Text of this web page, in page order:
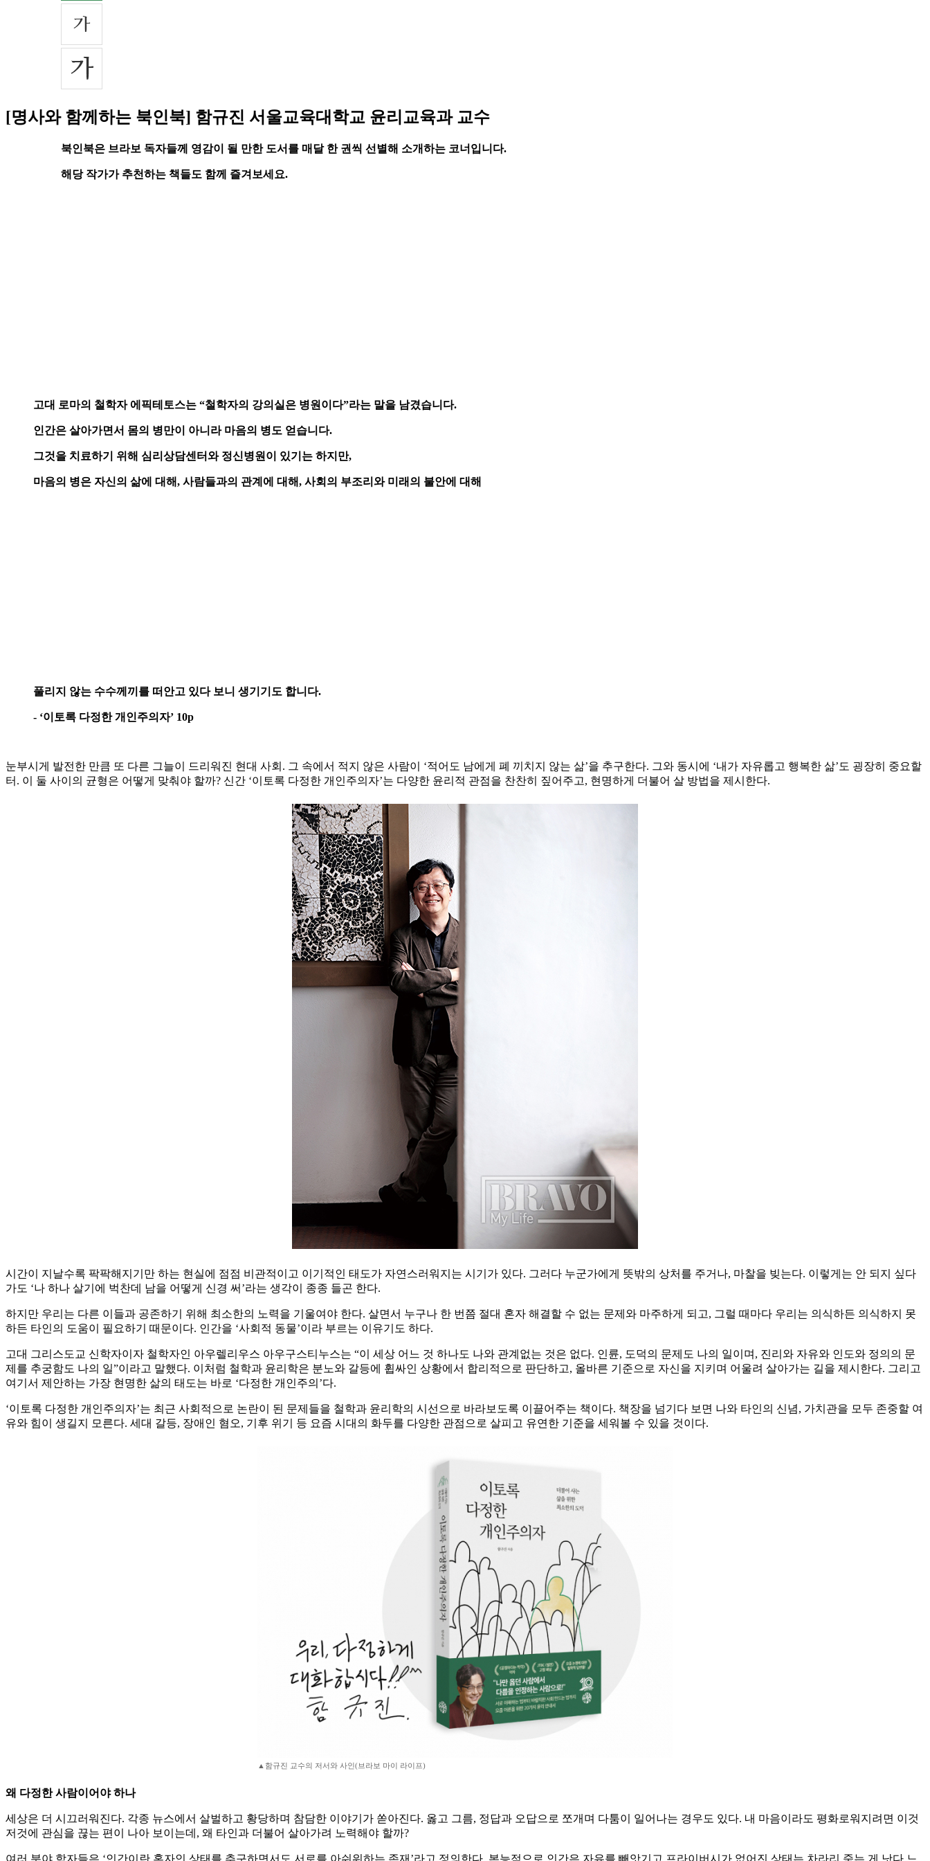
[명사와 함께하는 북인북] 함규진 서울교육대학교 윤리교육과 교수
북인북은 브라보 독자들께 영감이 될 만한 도서를 매달 한 권씩 선별해 소개하는 코너입니다.
해당 작가가 추천하는 책들도 함께 즐겨보세요.
고대 로마의 철학자 에픽테토스는 “철학자의 강의실은 병원이다”라는 말을 남겼습니다.
인간은 살아가면서 몸의 병만이 아니라 마음의 병도 얻습니다.
그것을 치료하기 위해 심리상담센터와 정신병원이 있기는 하지만,
마음의 병은 자신의 삶에 대해, 사람들과의 관계에 대해, 사회의 부조리와 미래의 불안에 대해
풀리지 않는 수수께끼를 떠안고 있다 보니 생기기도 합니다.
- ‘이토록 다정한 개인주의자’ 10p
눈부시게 발전한 만큼 또 다른 그늘이 드리워진 현대 사회. 그 속에서 적지 않은 사람이 ‘적어도 남에게 폐 끼치지 않는 삶’을 추구한다. 그와 동시에 ‘내가 자유롭고 행복한 삶’도 굉장히 중요할
터. 이 둘 사이의 균형은 어떻게 맞춰야 할까? 신간 ‘이토록 다정한 개인주의자’는 다양한 윤리적 관점을 찬찬히 짚어주고, 현명하게 더불어 살 방법을 제시한다.
시간이 지날수록 팍팍해지기만 하는 현실에 점점 비관적이고 이기적인 태도가 자연스러워지는 시기가 있다. 그러다 누군가에게 뜻밖의 상처를 주거나, 마찰을 빚는다. 이렇게는 안 되지 싶다
가도 ‘나 하나 살기에 벅찬데 남을 어떻게 신경 써’라는 생각이 종종 들곤 한다.
하지만 우리는 다른 이들과 공존하기 위해 최소한의 노력을 기울여야 한다. 살면서 누구나 한 번쯤 절대 혼자 해결할 수 없는 문제와 마주하게 되고, 그럴 때마다 우리는 의식하든 의식하지 못
하든 타인의 도움이 필요하기 때문이다. 인간을 ‘사회적 동물’이라 부르는 이유기도 하다.
고대 그리스도교 신학자이자 철학자인 아우렐리우스 아우구스티누스는 “이 세상 어느 것 하나도 나와 관계없는 것은 없다. 인륜, 도덕의 문제도 나의 일이며, 진리와 자유와 인도와 정의의 문
제를 추궁함도 나의 일”이라고 말했다. 이처럼 철학과 윤리학은 분노와 갈등에 휩싸인 상황에서 합리적으로 판단하고, 올바른 기준으로 자신을 지키며 어울려 살아가는 길을 제시한다. 그리고
여기서 제안하는 가장 현명한 삶의 태도는 바로 ‘다정한 개인주의’다.
‘이토록 다정한 개인주의자’는 최근 사회적으로 논란이 된 문제들을 철학과 윤리학의 시선으로 바라보도록 이끌어주는 책이다. 책장을 넘기다 보면 나와 타인의 신념, 가치관을 모두 존중할 여
유와 힘이 생길지 모른다. 세대 갈등, 장애인 혐오, 기후 위기 등 요즘 시대의 화두를 다양한 관점으로 살피고 유연한 기준을 세워볼 수 있을 것이다.
▲함규진 교수의 저서와 사인(브라보 마이 라이프)
왜 다정한 사람이어야 하나
세상은 더 시끄러워진다. 각종 뉴스에서 살벌하고 황당하며 참담한 이야기가 쏟아진다. 옳고 그름, 정답과 오답으로 쪼개며 다툼이 일어나는 경우도 있다. 내 마음이라도 평화로워지려면 이것
저것에 관심을 끊는 편이 나아 보이는데, 왜 타인과 더불어 살아가려 노력해야 할까?